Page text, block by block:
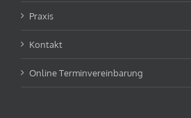
Praxis
Kontakt
Online Terminvereinbarung